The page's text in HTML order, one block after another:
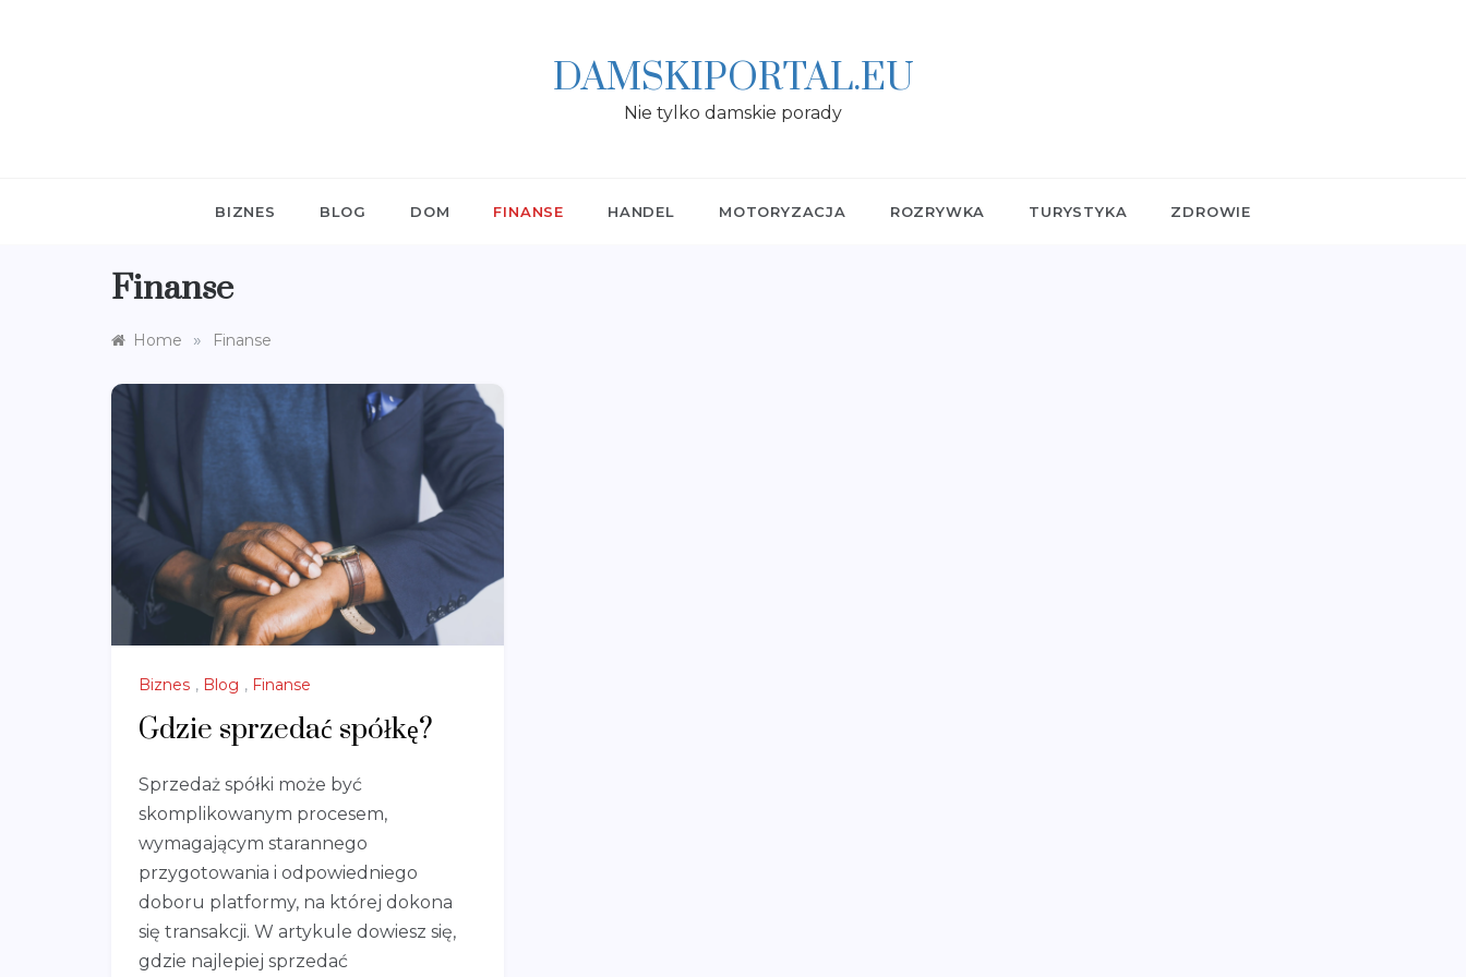
DAMSKIPORTAL.EU
Nie tylko damskie porady
BIZNES BLOG DOM FINANSE HANDEL MOTORYZACJA ROZRYWKA TURYSTYKA ZDROWIE
Finanse
Home » Finanse
Biznes , Blog , Finanse
Gdzie sprzedać spółkę?
Sprzedaż spółki może być
skomplikowanym procesem,
wymagającym starannego
przygotowania i odpowiedniego
doboru platformy, na której dokona
się transakcji. W artykule dowiesz się,
gdzie najlepiej sprzedać